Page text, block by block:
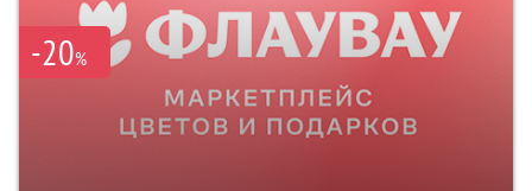
-20%